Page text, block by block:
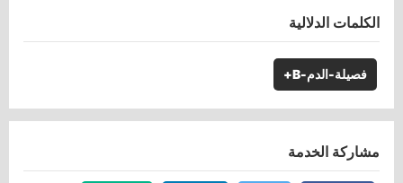
الكلمات الدلالية
فصيلة-الدم-B+
مشاركة الخدمة